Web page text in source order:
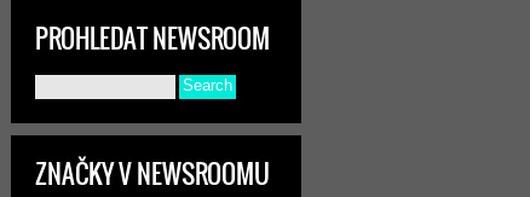
PROHLEDAT NEWSROOM
ZNAČKY V NEWSROOMU